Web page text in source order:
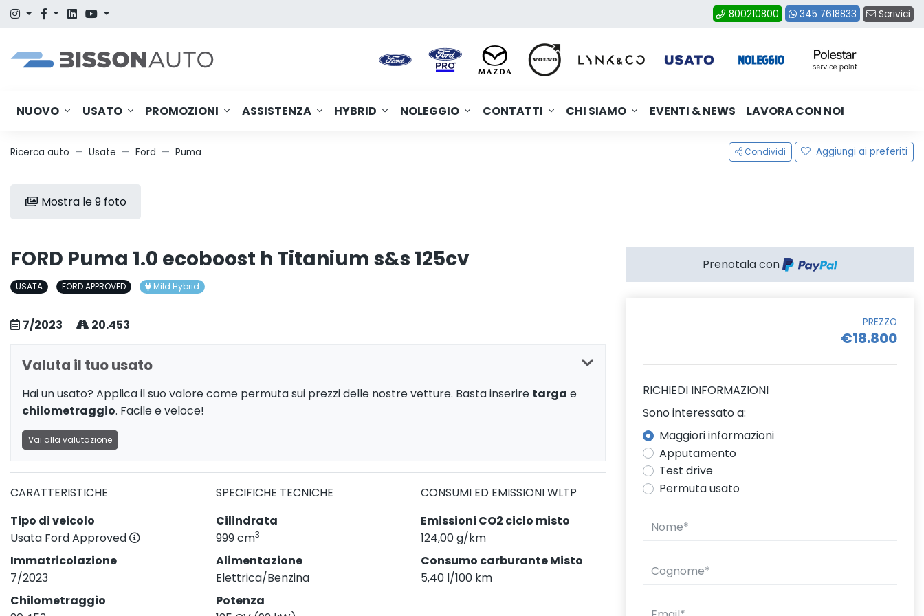
800210800 345 7618833 Scrivici
NUOVO USATO PROMOZIONI ASSISTENZA HYBRID NOLEGGIO CONTATTI CHI SIAMO EVENTI & NEWS LAVORA CON NOI
Ricerca auto Usate Ford Puma Condividi Aggiungi ai preferiti
Mostra le 9 foto
FORD Puma 1.0 ecoboost h Titanium s&s 125cv
USATA FORD APPROVED Mild Hybrid
7/2023 20.453
Valuta il tuo usato
Hai un usato? Applica il suo valore come permuta sui prezzi delle nostre vetture. Basta inserire targa e
chilometraggio. Facile e veloce!
Vai alla valutazione
CARATTERISTICHE
Tipo di veicolo
Usata Ford Approved
Immatricolazione
7/2023
Chilometraggio
SPECIFICHE TECNICHE
Cilindrata
999 cm3
Alimentazione
Elettrica/Benzina
Potenza
CONSUMI ED EMISSIONI WLTP
Emissioni CO2 ciclo misto
124,00 g/km
Consumo carburante Misto
5,40 l/100 km
Prenotala con
PREZZO
€18.800
RICHIEDI INFORMAZIONI
Sono interessato a:
Maggiori informazioni
Apputamento
Test drive
Permuta usato